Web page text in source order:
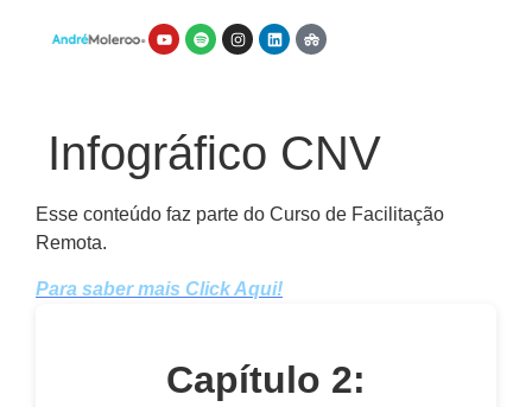
Infográfico CNV
Esse conteúdo faz parte do Curso de Facilitação
Remota.
Para saber mais Click Aqui!
Capítulo 2: